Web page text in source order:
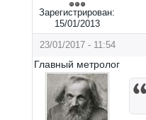
Зарегистрирован:
15/01/2013
23/01/2017 - 11:54
Главный метролог